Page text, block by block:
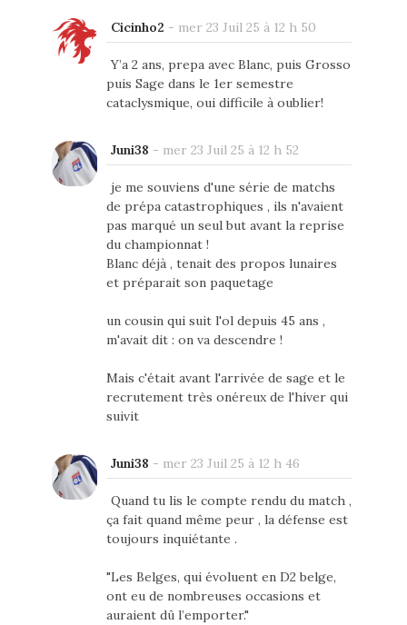
Cicinho2 - mer 23 Juil 25 à 12 h 50
Y’a 2 ans, prepa avec Blanc, puis Grosso
puis Sage dans le 1er semestre
cataclysmique, oui difficile à oublier!
Juni38 - mer 23 Juil 25 à 12 h 52
je me souviens d'une série de matchs
de prépa catastrophiques , ils n'avaient
pas marqué un seul but avant la reprise
du championnat !
Blanc déjà , tenait des propos lunaires
et préparait son paquetage
un cousin qui suit l'ol depuis 45 ans ,
m'avait dit : on va descendre !
Mais c'était avant l'arrivée de sage et le
recrutement très onéreux de l'hiver qui
suivit
Juni38 - mer 23 Juil 25 à 12 h 46
Quand tu lis le compte rendu du match ,
ça fait quand même peur , la défense est
toujours inquiétante .
"Les Belges, qui évoluent en D2 belge,
ont eu de nombreuses occasions et
auraient dû l’emporter."